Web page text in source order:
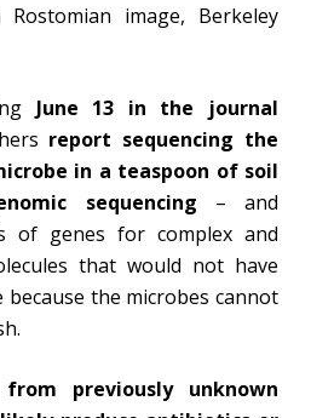
Rostomian image, Berkeley
June 13 in the journal
report sequencing the
in a teaspoon of soil
sequencing – and
of genes for complex and
that would not have
the microbes cannot
previously unknown